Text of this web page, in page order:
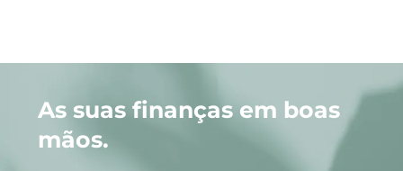
As suas finanças em boas
mãos.